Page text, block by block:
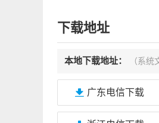
下载地址
本地下载地址： （系
广东电信下载